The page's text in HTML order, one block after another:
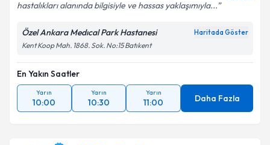
hastalıkları alanında bilgisiyle ve hassas yaklaşımıyla...
Özel Ankara Medıcal Park Hastanesi Haritada Göster
Kent Koop Mah. 1868. Sok. No:15 Batıkent
En Yakın Saatler
Yarın
10:00
Yarın
10:30
Yarın
11:00 Daha Fazla